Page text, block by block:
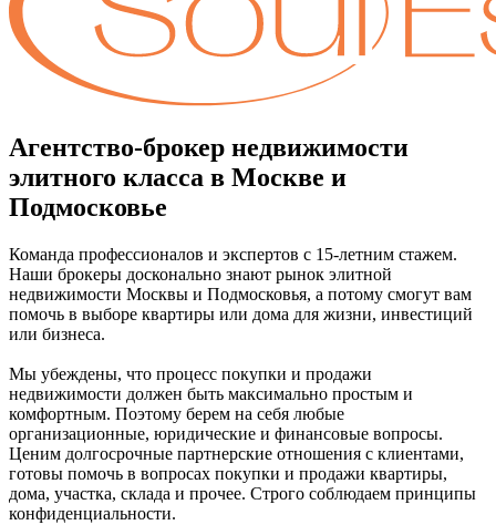
Агентство-брокер недвижимости
элитного класса в Москве и
Подмосковье
Команда профессионалов и экспертов с 15-летним стажем.
Наши брокеры досконально знают рынок элитной
недвижимости Москвы и Подмосковья, а потому смогут вам
помочь в выборе квартиры или дома для жизни, инвестиций
или бизнеса.
Мы убеждены, что процесс покупки и продажи
недвижимости должен быть максимально простым и
комфортным. Поэтому берем на себя любые
организационные, юридические и финансовые вопросы.
Ценим долгосрочные партнерские отношения с клиентами,
готовы помочь в вопросах покупки и продажи квартиры,
дома, участка, склада и прочее. Строго соблюдаем принципы
конфиденциальности.